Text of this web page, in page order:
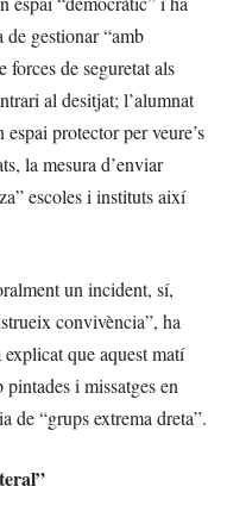
de gestionar “amb
forces de seguretat als
al desitjat; l’alumnat
protector per veure’s
la mesura d’enviar
escoles i instituts així
un incident, sí,
convivència”, ha
que aquest matí
i missatges en
de “grups extrema dreta”.